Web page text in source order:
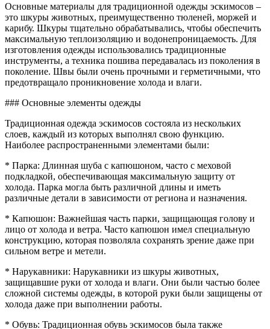
Основные материалы для традиционной одежды эскимосов –
это шкуры животных, преимущественно тюленей, моржей и
карибу. Шкуры тщательно обрабатывались, чтобы обеспечить
максимальную теплоизоляцию и водонепроницаемость. Для
изготовления одежды использовались традиционные
инструменты, а техника пошива передавалась из поколения в
поколение. Швы были очень прочными и герметичными, что
предотвращало проникновение холода и влаги.
### Основные элементы одежды
Традиционная одежда эскимосов состояла из нескольких
слоев, каждый из которых выполнял свою функцию.
Наиболее распространенными элементами были:
* Парка: Длинная шуба с капюшоном, часто с меховой
подкладкой, обеспечивающая максимальную защиту от
холода. Парка могла быть различной длины и иметь
различные детали в зависимости от региона и назначения.
* Капюшон: Важнейшая часть парки, защищающая голову и
лицо от холода и ветра. Часто капюшон имел специальную
конструкцию, которая позволяла сохранять зрение даже при
сильном ветре и метели.
* Нарукавники: Нарукавники из шкуры животных,
защищавшие руки от холода и влаги. Они были частью более
сложной системы одежды, в которой руки были защищены от
холода даже при выполнении работы.
* Обувь: Традиционная обувь эскимосов была также